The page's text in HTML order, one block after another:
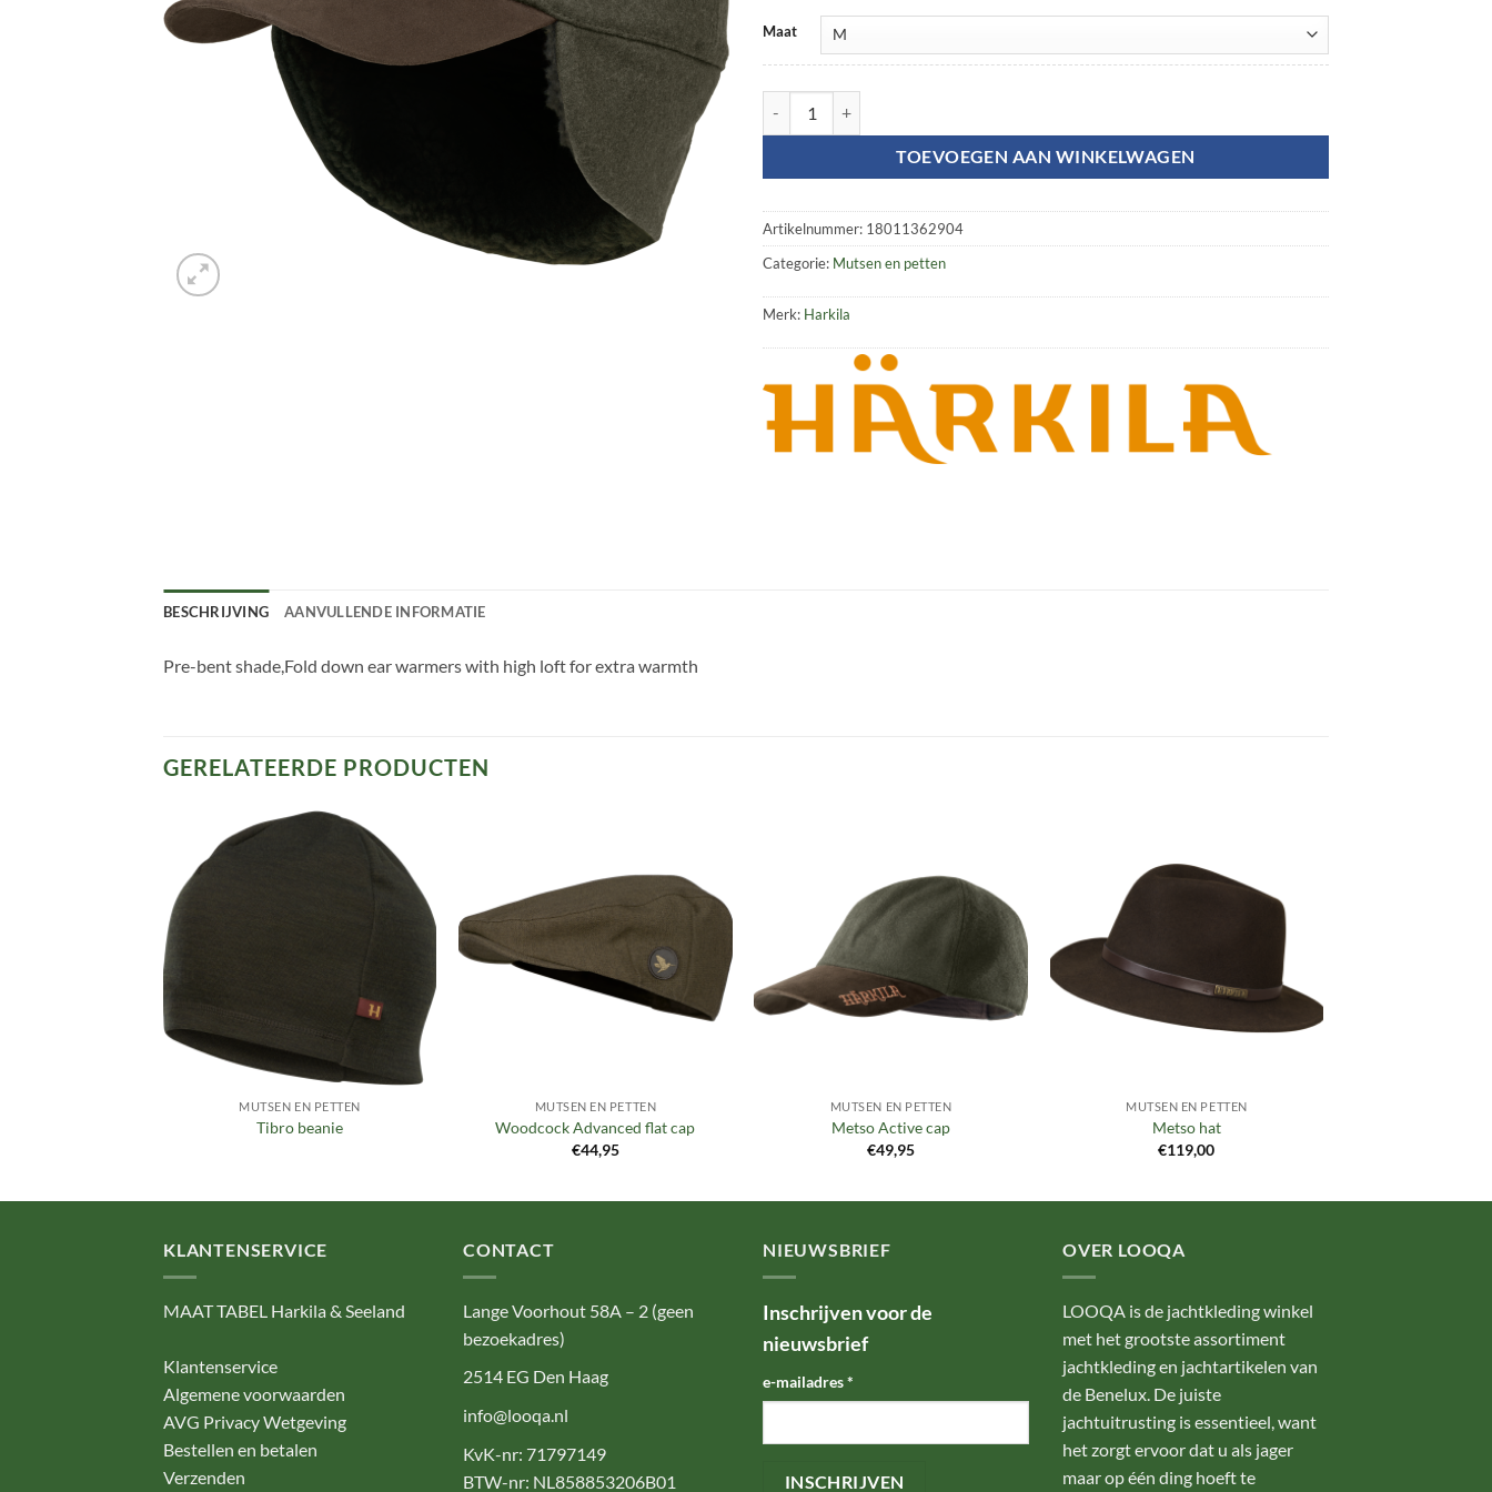
Maat
TOEVOEGEN AAN WINKELWAGEN
Artikelnummer: 18011362904
Categorie: Mutsen en petten
Merk: Harkila
BESCHRIJVING AANVULLENDE INFORMATIE
Pre-bent shade,Fold down ear warmers with high loft for extra warmth
GERELATEERDE PRODUCTEN
Toevoegen
MUTSEN EN PETTEN
Tibro beanie
aan
verlanglijst
MUTSEN EN PETTEN
Woodcock Advanced flat cap
€44,95
aan
verlanglijst
MUTSEN EN PETTEN
Metso Active cap
€49,95
verlanglijst
MUTSEN EN PETTEN
Metso hat
€119,00
KLANTENSERVICE
MAAT TABEL Harkila & Seeland
Klantenservice
Algemene voorwaarden
AVG Privacy Wetgeving
Bestellen en betalen
Verzenden
CONTACT
Lange Voorhout 58A – 2 (geen
bezoekadres)
2514 EG Den Haag
info@looqa.nl
KvK-nr: 71797149
BTW-nr: NL858853206B01
NIEUWSBRIEF
Inschrijven voor de
nieuwsbrief
e-mailadres*
OVER LOOQA
LOOQA is de jachtkleding winkel
met het grootste assortiment
jachtkleding en jachtartikelen van
de Benelux. De juiste
jachtuitrusting is essentieel, want
het zorgt ervoor dat u als jager
maar op één ding hoeft te